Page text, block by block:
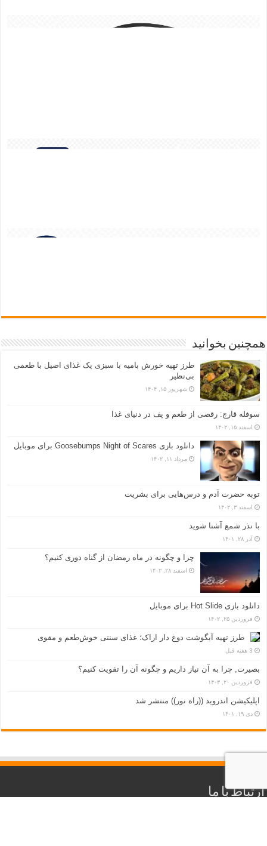
همچنین بخوانید
طرز تهیه خورش بامیه با سبزی یک غذای اصیل با طعمی
بی‌نظیر
شهریور ۱۵, ۱۴۰۴
سوفله قارچ: رقصی از طعم و پف در دنیای غذا
اسفند ۱۵, ۱۴۰۲
دانلود بازی Goosebumps Night of Scares برای موبایل
مرداد ۱۱, ۱۴۰۲
توبه حضرت آدم و درس‌هایی برای بشریت
اسفند ۳, ۱۴۰۲
با نذر شمع آشنا شوید
آذر ۲۸, ۱۴۰۱
چرا و چگونه در ماه رمضان از گناه دوری کنیم؟
اسفند ۲۸, ۱۴۰۲
دانلود بازی Hot Slide برای موبایل
فروردین ۲۵, ۱۴۰۲
طرز تهیه آبگوشت دوغ دار اراک؛ غذای سنتی خوش‌طعم و مقوی
3 هفته قبل
بصیرت, چرا به آن نیاز داریم و چگونه آن را تقویت کنیم؟
فروردین ۲۰, ۱۴۰۳
اپلیکیشن اندروید ((راه نور)) منتشر شد
دی ۱۹, ۱۴۰۱
ارتباط با ما